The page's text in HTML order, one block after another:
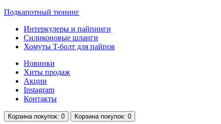
Подкапотный тюнинг
Интеркулеры и пайпинги
Силиконовые шланги
Хомуты T-болт для пайпов
Новинки
Хиты продаж
Акции
Instagram
Контакты
Корзина покупок: 0 Корзина покупок: 0